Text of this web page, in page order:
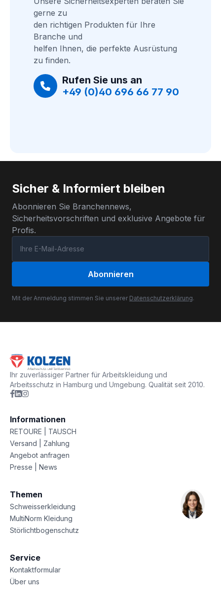
gerne zu
den richtigen Produkten für Ihre
Branche und
helfen Ihnen, die perfekte Ausrüstung
zu finden.
Rufen Sie uns an
+49 (0)40 696 66 77 90
Sicher & Informiert bleiben
Abonnieren Sie Branchennews,
Sicherheitsvorschriften und exklusive Angebote für
Profis.
Abonnieren
Mit der Anmeldung stimmen Sie unserer Datenschutzerklärung.
Ihr zuverlässiger Partner für Arbeitskleidung und
Arbeitsschutz in Hamburg und Umgebung. Qualität seit 2010.
Informationen
RETOURE | TAUSCH
Versand | Zahlung
Angebot anfragen
Presse | News
Themen
Schweisserkleidung
MultiNorm Kleidung
Störlichtbogenschutz
Service
Kontaktformular
Über uns